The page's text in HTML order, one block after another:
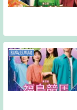
福島競馬場